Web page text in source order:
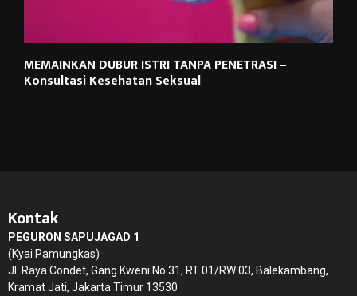
MEMAINKAN DUBUR ISTRI TANPA PENETRASI –
Konsultasi Kesehatan Seksual
Kontak
PEGURON SAPUJAGAD 1
(Kyai Pamungkas)
Jl. Raya Condet, Gang Kweni No.31, RT 01/RW 03, Balekambang,
Kramat Jati, Jakarta Timur 13530